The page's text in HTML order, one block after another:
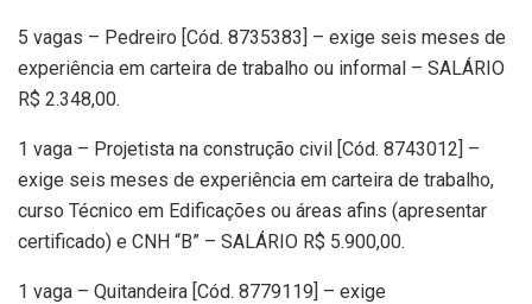
5 vagas – Pedreiro [Cód. 8735383] – exige seis meses de
experiência em carteira de trabalho ou informal – SALÁRIO
R$ 2.348,00.
1 vaga – Projetista na construção civil [Cód. 8743012] –
exige seis meses de experiência em carteira de trabalho,
curso Técnico em Edificações ou áreas afins (apresentar
certificado) e CNH “B” – SALÁRIO R$ 5.900,00.
1 vaga – Quitandeira [Cód. 8779119] – exige